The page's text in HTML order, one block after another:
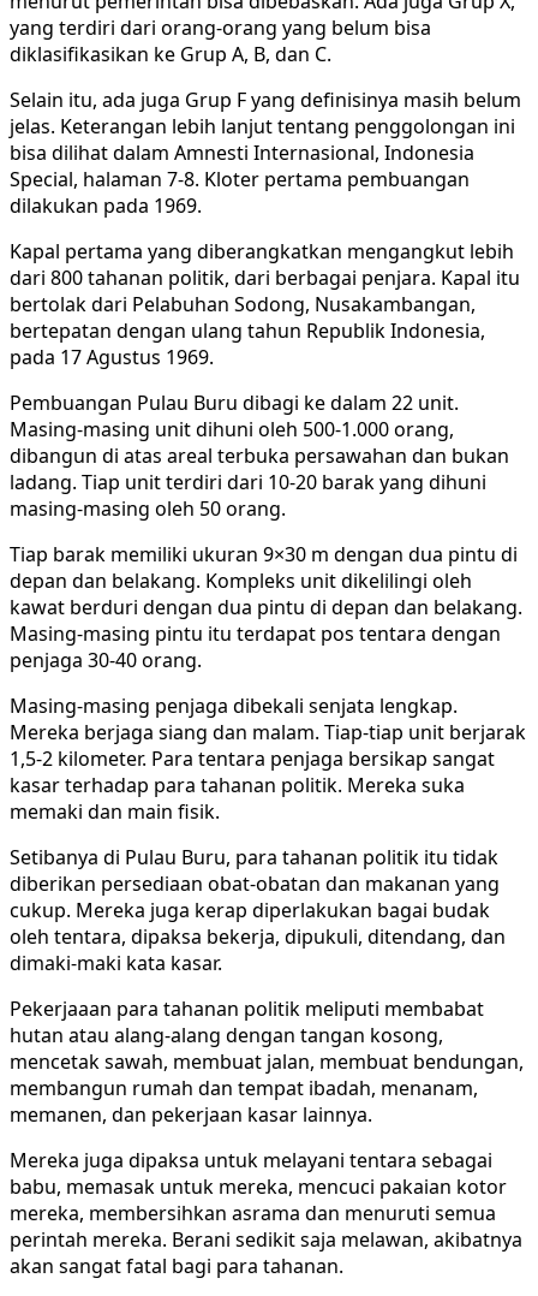
yang terdiri dari orang-orang yang belum bisa
diklasifikasikan ke Grup A, B, dan C.
Selain itu, ada juga Grup F yang definisinya masih belum
jelas. Keterangan lebih lanjut tentang penggolongan ini
bisa dilihat dalam Amnesti Internasional, Indonesia
Special, halaman 7-8. Kloter pertama pembuangan
dilakukan pada 1969.
Kapal pertama yang diberangkatkan mengangkut lebih
dari 800 tahanan politik, dari berbagai penjara. Kapal itu
bertolak dari Pelabuhan Sodong, Nusakambangan,
bertepatan dengan ulang tahun Republik Indonesia,
pada 17 Agustus 1969.
Pembuangan Pulau Buru dibagi ke dalam 22 unit.
Masing-masing unit dihuni oleh 500-1.000 orang,
dibangun di atas areal terbuka persawahan dan bukan
ladang. Tiap unit terdiri dari 10-20 barak yang dihuni
masing-masing oleh 50 orang.
Tiap barak memiliki ukuran 9×30 m dengan dua pintu di
depan dan belakang. Kompleks unit dikelilingi oleh
kawat berduri dengan dua pintu di depan dan belakang.
Masing-masing pintu itu terdapat pos tentara dengan
penjaga 30-40 orang.
Masing-masing penjaga dibekali senjata lengkap.
Mereka berjaga siang dan malam. Tiap-tiap unit berjarak
1,5-2 kilometer. Para tentara penjaga bersikap sangat
kasar terhadap para tahanan politik. Mereka suka
memaki dan main fisik.
Setibanya di Pulau Buru, para tahanan politik itu tidak
diberikan persediaan obat-obatan dan makanan yang
cukup. Mereka juga kerap diperlakukan bagai budak
oleh tentara, dipaksa bekerja, dipukuli, ditendang, dan
dimaki-maki kata kasar.
Pekerjaaan para tahanan politik meliputi membabat
hutan atau alang-alang dengan tangan kosong,
mencetak sawah, membuat jalan, membuat bendungan,
membangun rumah dan tempat ibadah, menanam,
memanen, dan pekerjaan kasar lainnya.
Mereka juga dipaksa untuk melayani tentara sebagai
babu, memasak untuk mereka, mencuci pakaian kotor
mereka, membersihkan asrama dan menuruti semua
perintah mereka. Berani sedikit saja melawan, akibatnya
akan sangat fatal bagi para tahanan.